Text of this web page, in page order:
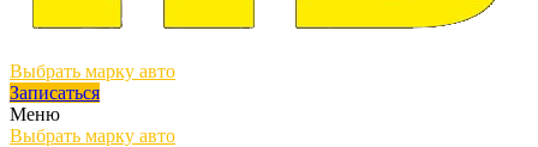
Выбрать марку авто
Записаться
Меню
Выбрать марку авто